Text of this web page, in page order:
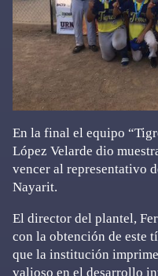
En la final el equipo
López Velarde dio
vencer al representativo
Nayarit.
El director del plantel,
con la obtención de este
que la institución
valioso en el desarrollo